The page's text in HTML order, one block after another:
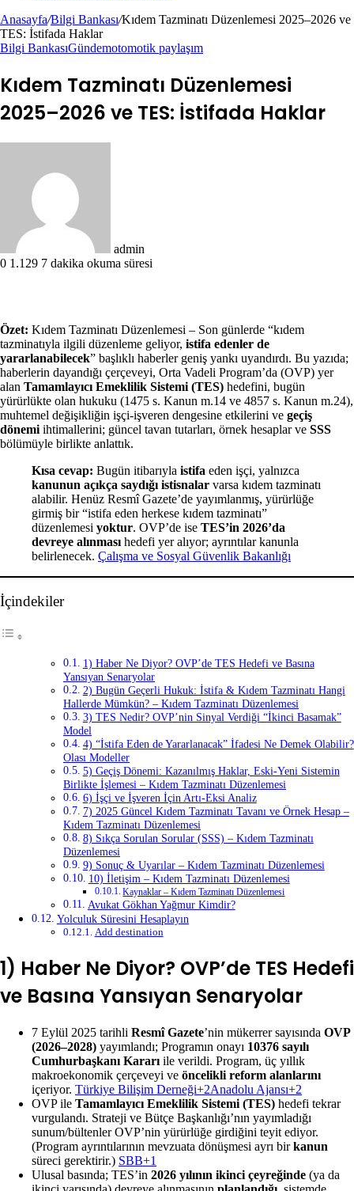
Anasayfa/Bilgi Bankası/Kıdem Tazminatı Düzenlemesi 2025–2026 ve
TES: İstifada Haklar
Bilgi BankasıGündemotomotik paylaşım
Kıdem Tazminatı Düzenlemesi
2025–2026 ve TES: İstifada Haklar
admin
0 1.129 7 dakika okuma süresi
Özet: Kıdem Tazminatı Düzenlemesi – Son günlerde “kıdem
tazminatıyla ilgili düzenleme geliyor, istifa edenler de
yararlanabilecek” başlıklı haberler geniş yankı uyandırdı. Bu yazıda;
haberlerin dayandığı çerçeveyi, Orta Vadeli Program’da (OVP) yer
alan Tamamlayıcı Emeklilik Sistemi (TES) hedefini, bugün
yürürlükte olan hukuku (1475 s. Kanun m.14 ve 4857 s. Kanun m.24),
muhtemel değişikliğin işçi-işveren dengesine etkilerini ve geçiş
dönemi ihtimallerini; güncel tavan tutarları, örnek hesaplar ve SSS
bölümüyle birlikte anlattık.
Kısa cevap: Bugün itibarıyla istifa eden işçi, yalnızca
kanunun açıkça saydığı istisnalar varsa kıdem tazminatı
alabilir. Henüz Resmî Gazete’de yayımlanmış, yürürlüğe
girmiş bir “istifa eden herkese kıdem tazminatı”
düzenlemesi yoktur. OVP’de ise TES’in 2026’da
devreye alınması hedefi yer alıyor; ayrıntılar kanunla
belirlenecek. Çalışma ve Sosyal Güvenlik Bakanlığı
İçindekiler
1) Haber Ne Diyor? OVP’de TES Hedefi ve Basına
Yansıyan Senaryolar
2) Bugün Geçerli Hukuk: İstifa & Kıdem Tazminatı Hangi
Hallerde Mümkün? – Kıdem Tazminatı Düzenlemesi
3) TES Nedir? OVP’nin Sinyal Verdiği “İkinci Basamak”
Model
4) “İstifa Eden de Yararlanacak” İfadesi Ne Demek Olabilir?
Olası Modeller
5) Geçiş Dönemi: Kazanılmış Haklar, Eski-Yeni Sistemin
Birlikte İşlemesi – Kıdem Tazminatı Düzenlemesi
6) İşçi ve İşveren İçin Artı-Eksi Analiz
7) 2025 Güncel Kıdem Tazminatı Tavanı ve Örnek Hesap –
Kıdem Tazminatı Düzenlemesi
8) Sıkça Sorulan Sorular (SSS) – Kıdem Tazminatı
Düzenlemesi
9) Sonuç & Uyarılar – Kıdem Tazminatı Düzenlemesi
10) İletişim – Kıdem Tazminatı Düzenlemesi
Kaynaklar – Kıdem Tazminatı Düzenlemesi
Avukat Gökhan Yağmur Kimdir?
Yolculuk Süresini Hesaplayın
Add destination
1) Haber Ne Diyor? OVP’de TES Hedefi
ve Basına Yansıyan Senaryolar
7 Eylül 2025 tarihli Resmî Gazete’nin mükerrer sayısında OVP
(2026–2028) yayımlandı; Programın onayı 10376 sayılı
Cumhurbaşkanı Kararı ile verildi. Program, üç yıllık
makroekonomik çerçeveyi ve öncelikli reform alanlarını
içeriyor. Türkiye Bilişim Derneği+2Anadolu Ajansı+2
OVP ile Tamamlayıcı Emeklilik Sistemi (TES) hedefi tekrar
vurgulandı. Strateji ve Bütçe Başkanlığı’nın yayımladığı
sunum/bültenler OVP’nin yürürlüğe girdiğini teyit ediyor.
(Program ayrıntılarının mevzuata dönüşmesi ayrı birkanun
süreci gerektirir.) SBB+1
Ulusal basında; TES’in 2026 yılının ikinci çeyreğinde (ya da